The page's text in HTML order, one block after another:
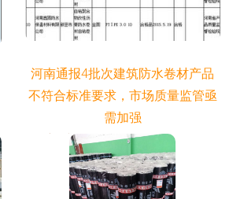
河南通报4批次建筑防水卷材产品
不符合标准要求，市场质量监管亟
需加强
更新时间：2026-08-06 07:47:32